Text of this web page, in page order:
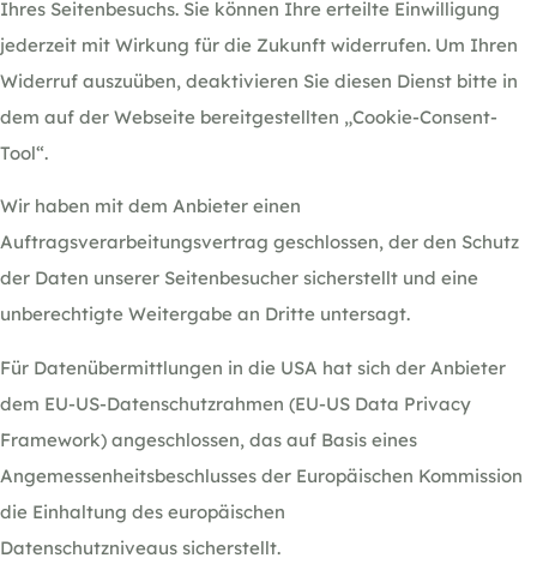
Ihres Seitenbesuchs. Sie können Ihre erteilte Einwilligung
jederzeit mit Wirkung für die Zukunft widerrufen. Um Ihren
Widerruf auszuüben, deaktivieren Sie diesen Dienst bitte in
dem auf der Webseite bereitgestellten „Cookie-Consent-
Tool“.
Wir haben mit dem Anbieter einen
Auftragsverarbeitungsvertrag geschlossen, der den Schutz
der Daten unserer Seitenbesucher sicherstellt und eine
unberechtigte Weitergabe an Dritte untersagt.
Für Datenübermittlungen in die USA hat sich der Anbieter
dem EU-US-Datenschutzrahmen (EU-US Data Privacy
Framework) angeschlossen, das auf Basis eines
Angemessenheitsbeschlusses der Europäischen Kommission
die Einhaltung des europäischen
Datenschutzniveaus sicherstellt.